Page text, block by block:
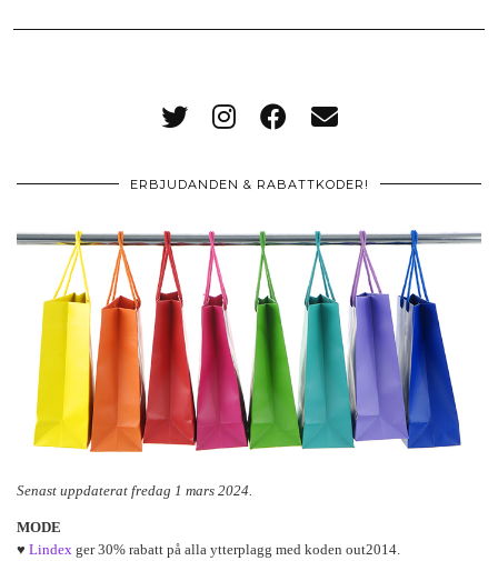
ERBJUDANDEN & RABATTKODER!
Senast uppdaterat fredag 1 mars 2024.
MODE
♥ Lindex ger 30% rabatt på alla ytterplagg med koden out2014.